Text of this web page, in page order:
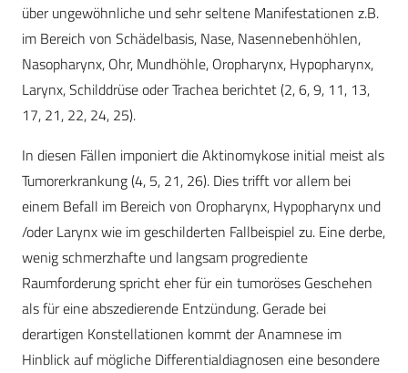
über ungewöhnliche und sehr seltene Manifestationen z.B.
im Bereich von Schädelbasis, Nase, Nasennebenhöhlen,
Nasopharynx, Ohr, Mundhöhle, Oropharynx, Hypopharynx,
Larynx, Schilddrüse oder Trachea berichtet (2, 6, 9, 11, 13,
17, 21, 22, 24, 25).
In diesen Fällen imponiert die Aktinomykose initial meist als
Tumorerkrankung (4, 5, 21, 26). Dies trifft vor allem bei
einem Befall im Bereich von Oropharynx, Hypopharynx und
/oder Larynx wie im geschilderten Fallbeispiel zu. Eine derbe,
wenig schmerzhafte und langsam progrediente
Raumforderung spricht eher für ein tumoröses Geschehen
als für eine abszedierende Entzündung. Gerade bei
derartigen Konstellationen kommt der Anamnese im
Hinblick auf mögliche Differentialdiagnosen eine besondere